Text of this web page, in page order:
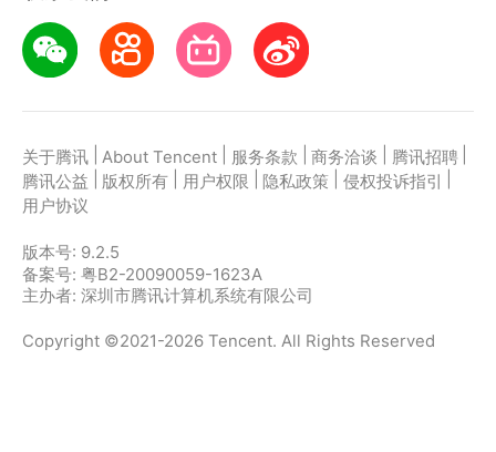
度精品小游戏。直接搜索或者在小游戏 tab 发现热门
微信小游戏
游戏
如何在应用宝上玩微信小游戏？
第一步：点击下载应用宝客户端，第二步：一键登录，
第三步：直接拉起微信小游戏小小勇者畅玩
关于腾讯 About Tencent 服务条款 商务洽谈 腾讯招聘
腾讯公益
版权所有 用户权限 隐私政策 侵权投诉指引
用户协议
版本号: 9.2.5
备案号: 粤B2-20090059-1623A
主办者: 深圳市腾讯计算机系统有限公司
Copyright ©2021-2026 Tencent. All Rights Reserved